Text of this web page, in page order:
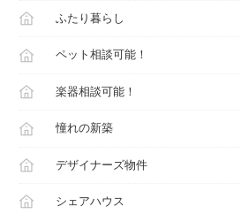
ふたり暮らし
ペット相談可能！
楽器相談可能！
憧れの新築
デザイナーズ物件
シェアハウス